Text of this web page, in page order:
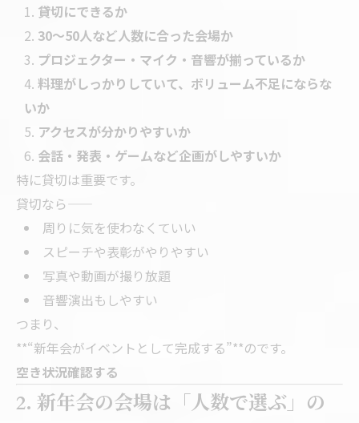
貸切にできるか
30〜50人など人数に合った会場か
プロジェクター・マイク・音響が揃っているか
料理がしっかりしていて、ボリューム不足にならな
いか
アクセスが分かりやすいか
会話・発表・ゲームなど企画がしやすいか
特に貸切は重要です。
貸切なら——
周りに気を使わなくていい
スピーチや表彰がやりやすい
写真や動画が撮り放題
音響演出もしやすい
つまり、
**“新年会がイベントとして完成する”**のです。
空き状況確認する
2. 新年会の会場は「人数で選ぶ」の